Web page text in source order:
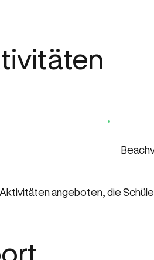
angeboten, die